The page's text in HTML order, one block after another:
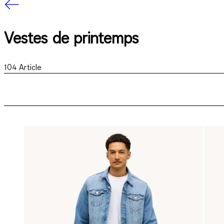
Vestes de printemps
104 Article